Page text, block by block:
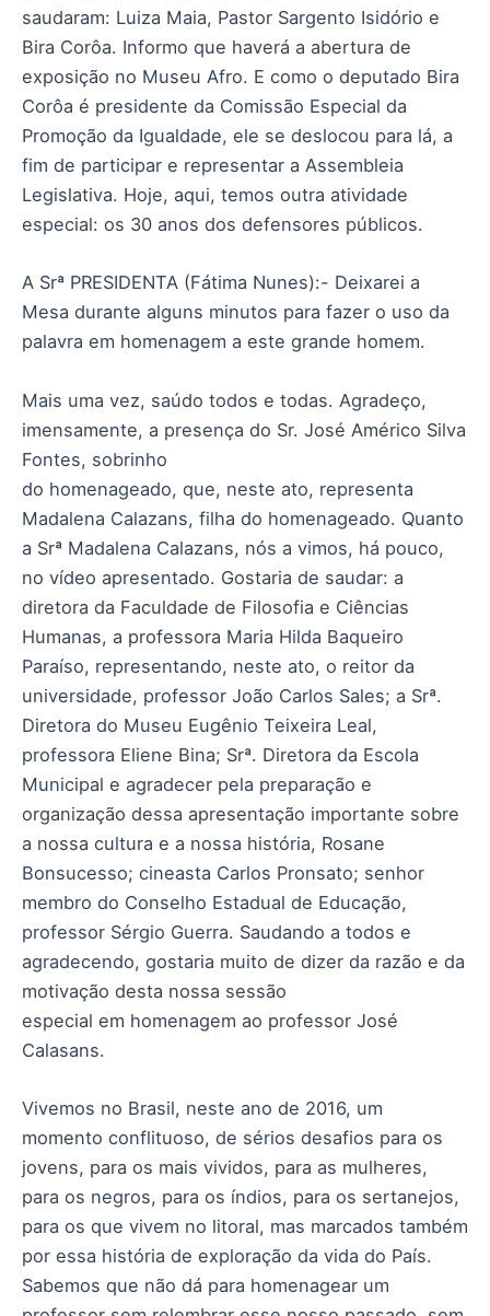
saudaram: Luiza Maia, Pastor Sargento Isidório e
Bira Corôa. Informo que haverá a abertura de
exposição no Museu Afro. E como o deputado Bira
Corôa é presidente da Comissão Especial da
Promoção da Igualdade, ele se deslocou para lá, a
fim de participar e representar a Assembleia
Legislativa. Hoje, aqui, temos outra atividade
especial: os 30 anos dos defensores públicos.
A Srª PRESIDENTA (Fátima Nunes):- Deixarei a
Mesa durante alguns minutos para fazer o uso da
palavra em homenagem a este grande homem.
Mais uma vez, saúdo todos e todas. Agradeço,
imensamente, a presença do Sr. José Américo Silva
Fontes, sobrinho
do homenageado, que, neste ato, representa
Madalena Calazans, filha do homenageado. Quanto
a Srª Madalena Calazans, nós a vimos, há pouco,
no vídeo apresentado. Gostaria de saudar: a
diretora da Faculdade de Filosofia e Ciências
Humanas, a professora Maria Hilda Baqueiro
Paraíso, representando, neste ato, o reitor da
universidade, professor João Carlos Sales; a Srª.
Diretora do Museu Eugênio Teixeira Leal,
professora Eliene Bina; Srª. Diretora da Escola
Municipal e agradecer pela preparação e
organização dessa apresentação importante sobre
a nossa cultura e a nossa história, Rosane
Bonsucesso; cineasta Carlos Pronsato; senhor
membro do Conselho Estadual de Educação,
professor Sérgio Guerra. Saudando a todos e
agradecendo, gostaria muito de dizer da razão e da
motivação desta nossa sessão
especial em homenagem ao professor José
Calasans.
Vivemos no Brasil, neste ano de 2016, um
momento conflituoso, de sérios desafios para os
jovens, para os mais vividos, para as mulheres,
para os negros, para os índios, para os sertanejos,
para os que vivem no litoral, mas marcados também
por essa história de exploração da vida do País.
Sabemos que não dá para homenagear um